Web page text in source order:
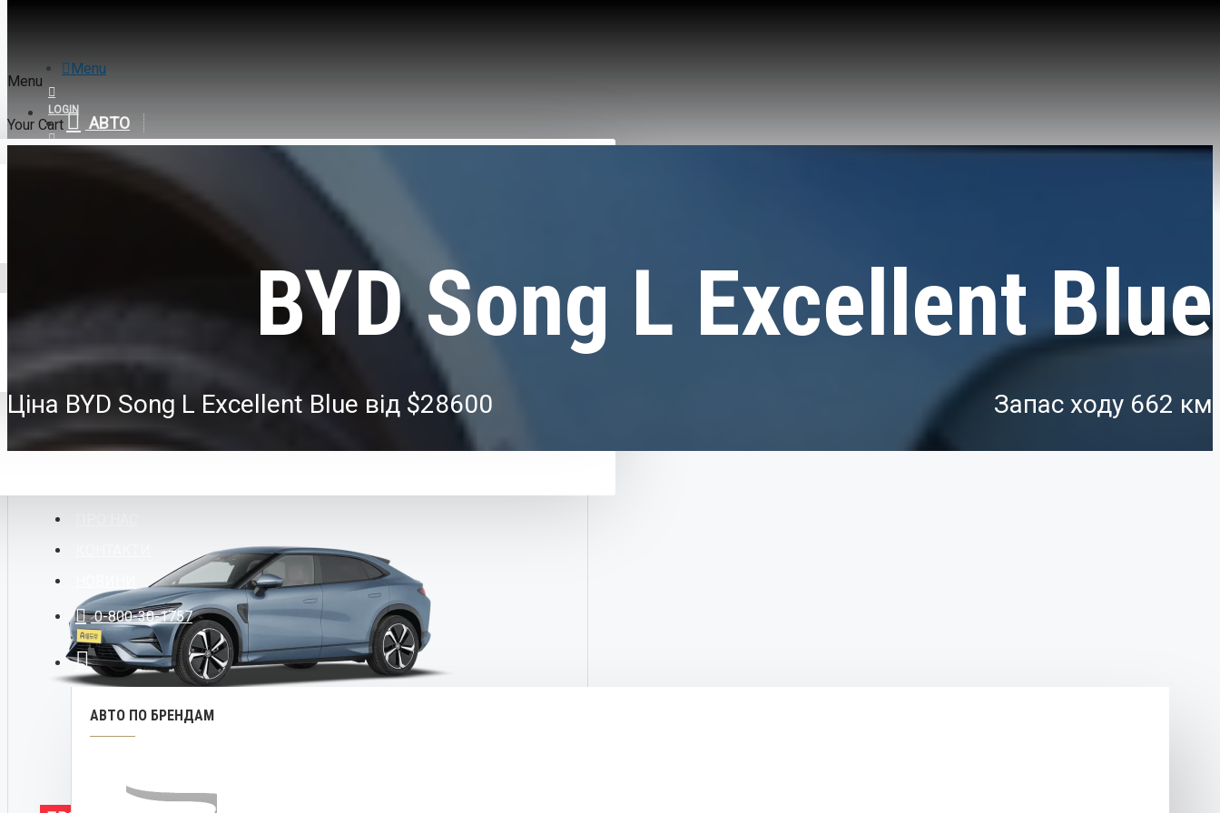
Menu
Your Cart
Menu
АВТО
0-800-30-1757
АВТО ПО БРЕНДАМ
LOGIN
BYD Song L Excellent Blue
Ціна BYD Song L Excellent Blue від $28600 Запас ходу 662 км